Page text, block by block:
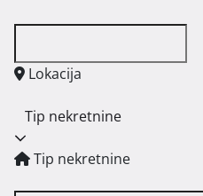
Lokacija
Tip nekretnine
Tip nekretnine